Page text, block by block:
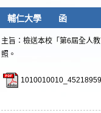
輔仁大學 函
主旨：檢送本校「第6屆全人
照。